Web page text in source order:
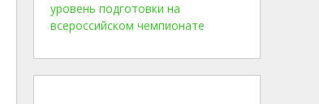
уровень подготовки на
всероссийском чемпионате